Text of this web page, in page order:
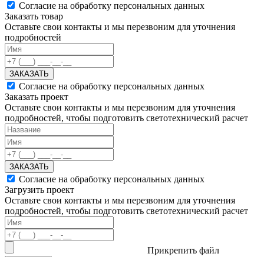
Согласие на обработку персональных данных
Заказать товар
Оставьте свои контакты и мы перезвоним для уточнения
подробностей
ЗАКАЗАТЬ
Согласие на обработку персональных данных
Заказать проект
Оставьте свои контакты и мы перезвоним для уточнения
подробностей, чтобы подготовить светотехнический расчет
ЗАКАЗАТЬ
Согласие на обработку персональных данных
Загрузить проект
Оставьте свои контакты и мы перезвоним для уточнения
подробностей, чтобы подготовить светотехнический расчет
Прикрепить файл